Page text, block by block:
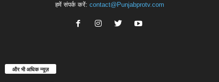
हमें संपर्क करें: contact@Punjabprotv.com
और भी अधिक न्यूज़